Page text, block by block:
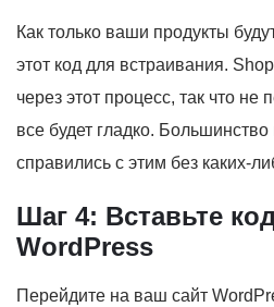
Как только ваши продукты
этот код для встраивания.
через этот процесс, так что
все будет гладко.
справились с этим без каких-
Шаг 4: Вставьте
WordPress
Перейдите на ваш сайт